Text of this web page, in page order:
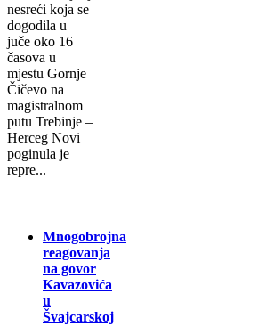
nesreći koja se
dogodila u
juče oko 16
časova u
mjestu Gornje
Čičevo na
magistralnom
putu Trebinje –
Herceg Novi
poginula je
repre...
Mnogobrojna
reagovanja
na govor
Kavazovića
u
Švajcarskoj